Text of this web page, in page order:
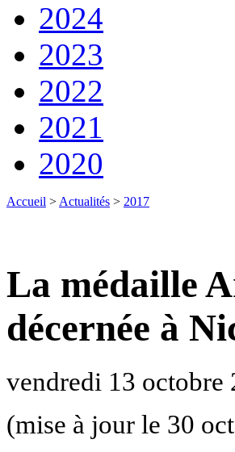
2024
2023
2022
2021
2020
Accueil > Actualités > 2017
La médaille
décernée à
vendredi 13 octobre
(mise à jour le 30